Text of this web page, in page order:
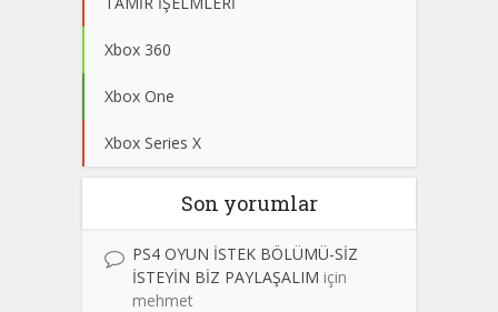
Xbox 360
Xbox One
Xbox Series X
Son yorumlar
PS4 OYUN İSTEK BÖLÜMÜ-SİZ
İSTEYİN BİZ PAYLAŞALIM için
mehmet